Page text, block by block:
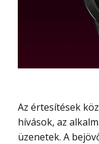
Az értesítések között megjelennek a bejövő
hívások, az
üzenetek. A